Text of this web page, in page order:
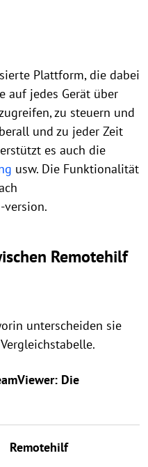
Plattform, die dabei
auf jedes Gerät über
zu steuern und
und zu jeder Zeit
es auch die
usw. Die Funktionalität
version.
Remotehilf
unterscheiden sie
Die
Remotehilf